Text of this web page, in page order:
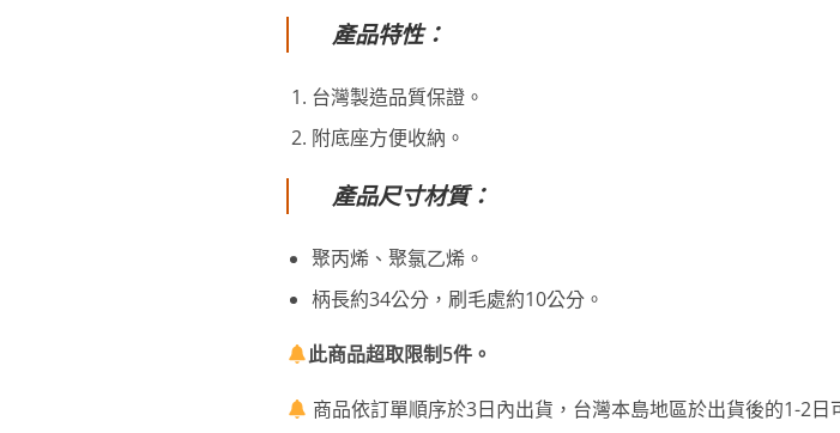
產品特性：
台灣製造品質保證。
附底座方便收納。
產品尺寸材質：
聚丙烯、聚氯乙烯。
柄長約34公分，刷毛處約10公分。
此商品超取限制5件。
商品依訂單順序於3日內出貨，台灣本島地區於出貨後的1-2日